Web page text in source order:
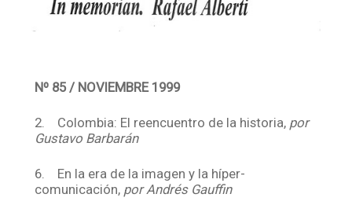
Nº 85 / NOVIEMBRE 1999
2. Colombia: El reencuentro de la historia, por
Gustavo Barbarán
6. En la era de la imagen y la híper-
comunicación, por Andrés Gauffin